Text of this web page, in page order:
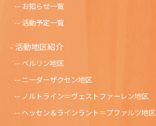
お知らせ一覧
活動予定一覧
活動地区紹介
ベルリン地区
ニーダーザクセン地区
ノルトライン＝ヴェストファーレン地区
ヘッセン＆ラインラント＝プファルツ地区